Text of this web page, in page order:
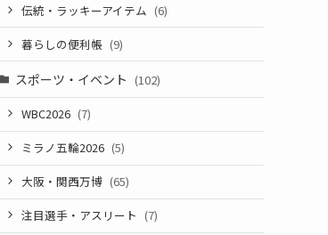
伝統・ラッキーアイテム (6)
暮らしの便利帳 (9)
スポーツ・イベント (102)
WBC2026 (7)
ミラノ五輪2026 (5)
大阪・関西万博 (65)
注目選手・アスリート (7)